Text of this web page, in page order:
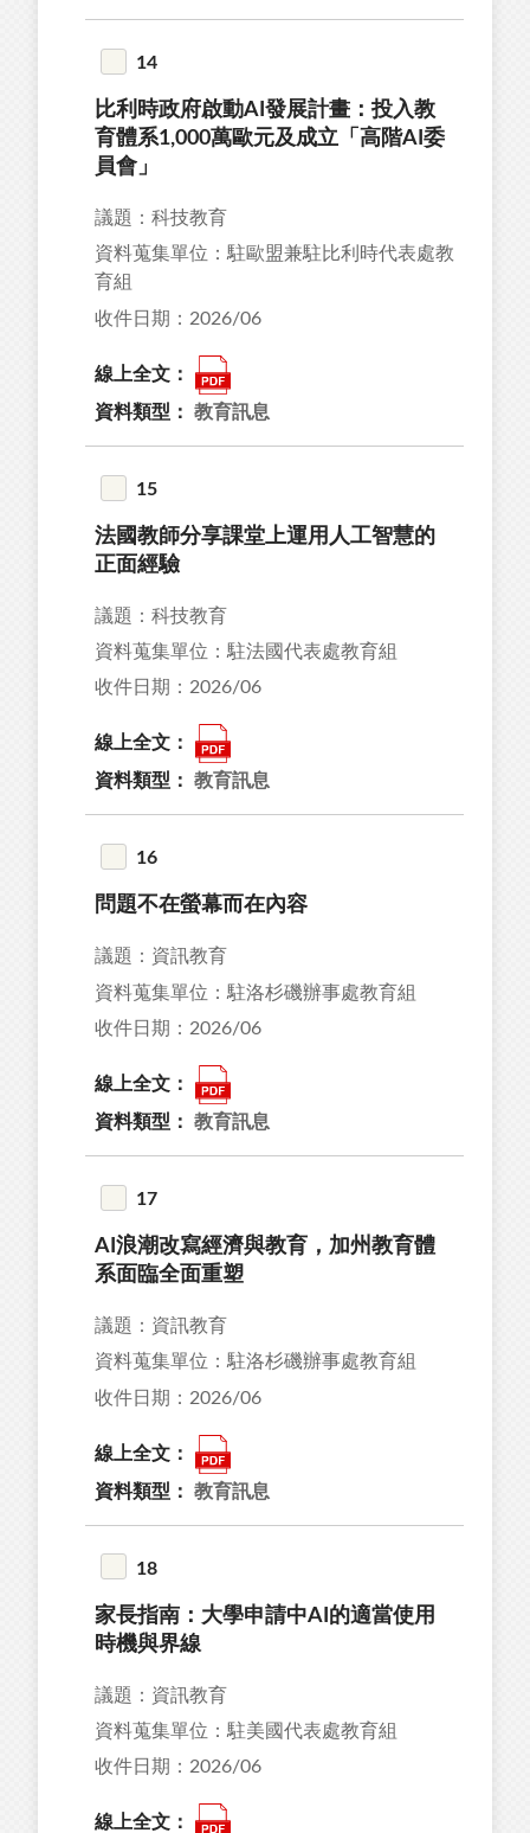
14
比利時政府啟動AI發展計畫：投入教
育體系1,000萬歐元及成立「高階AI委
員會」
議題：科技教育
資料蒐集單位：駐歐盟兼駐比利時代表處教
育組
收件日期：2026/06
線上全文：
資料類型： 教育訊息
15
法國教師分享課堂上運用人工智慧的
正面經驗
議題：科技教育
資料蒐集單位：駐法國代表處教育組
收件日期：2026/06
線上全文：
資料類型： 教育訊息
16
問題不在螢幕而在內容
議題：資訊教育
資料蒐集單位：駐洛杉磯辦事處教育組
收件日期：2026/06
線上全文：
資料類型： 教育訊息
17
AI浪潮改寫經濟與教育，加州教育體
系面臨全面重塑
議題：資訊教育
資料蒐集單位：駐洛杉磯辦事處教育組
收件日期：2026/06
線上全文：
資料類型： 教育訊息
18
家長指南：大學申請中AI的適當使用
時機與界線
議題：資訊教育
資料蒐集單位：駐美國代表處教育組
收件日期：2026/06
線上全文：